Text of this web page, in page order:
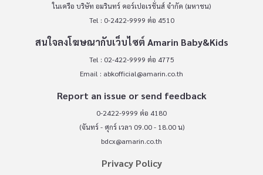
ในเครือ บริษัท อมรินทร์ คอร์เปอเรชั่นส์ จำกัด (มหาชน)
Tel : 0-2422-9999 ต่อ 4510
สนใจลงโฆษณากับเว็บไซต์ Amarin Baby&Kids
Tel : 02-422-9999 ต่อ 4775
Email : abkofficial@amarin.co.th
Report an issue or send feedback
0-2422-9999 ต่อ 4180
(จันทร์ - ศุกร์ เวลา 09.00 - 18.00 น)
bdcx@amarin.co.th
Privacy Policy